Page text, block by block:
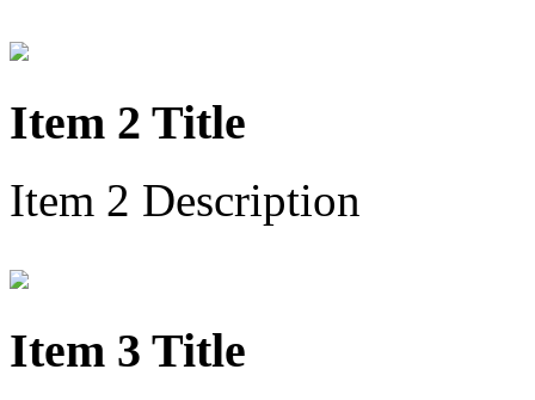
Item 2 Title
Item 2 Description
Item 3 Title